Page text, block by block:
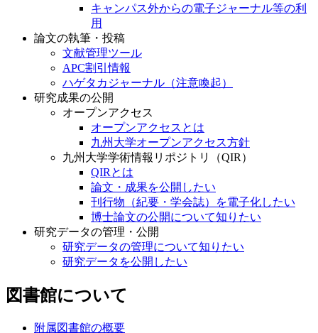
キャンパス外からの電子ジャーナル等の利
用
論文の執筆・投稿
文献管理ツール
APC割引情報
ハゲタカジャーナル（注意喚起）
研究成果の公開
オープンアクセス
オープンアクセスとは
九州大学オープンアクセス方針
九州大学学術情報リポジトリ（QIR）
QIRとは
論文・成果を公開したい
刊行物（紀要・学会誌）を電子化したい
博士論文の公開について知りたい
研究データの管理・公開
研究データの管理について知りたい
研究データを公開したい
図書館について
附属図書館の概要